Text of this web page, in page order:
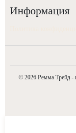
Информация
© 2026 Ремма Трейд -